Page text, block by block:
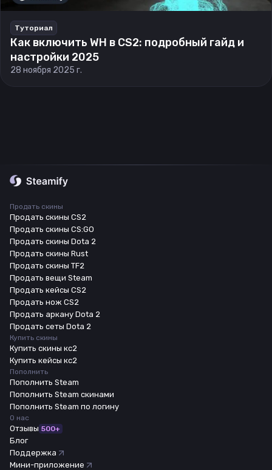
Туториал
Как включить WH в CS2: подробный гайд и
настройки 2025
28 ноября 2025 г.
Продать скины
Продать скины CS2
Продать скины CS:GO
Продать скины Dota 2
Продать скины Rust
Продать скины TF2
Продать вещи Steam
Продать кейсы CS2
Продать нож CS2
Продать аркану Dota 2
Продать сеты Dota 2
Купить скины
Купить скины кс2
Купить кейсы кс2
Пополнить
Пополнить Steam
Пополнить Steam скинами
Пополнить Steam по логину
О нас
Отзывы 500+
Блог
Поддержка
Мини-приложение